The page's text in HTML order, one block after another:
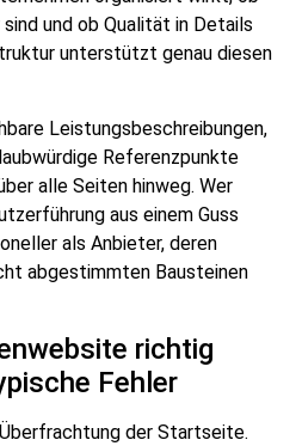
und ob Qualität in Details
unterstützt genau diesen
Leistungsbeschreibungen,
Referenzpunkte
alle Seiten hinweg. Wer
aus einem Guss
als Anbieter, deren
abgestimmten Bausteinen
richtig
Fehler
der Startseite.